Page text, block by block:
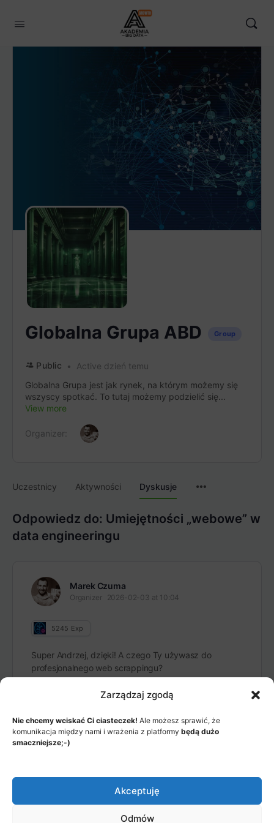
Zarządzaj zgodą
Nie chcemy wciskać Ci ciasteczek! Ale możesz sprawić, że
komunikacja między nami i wrażenia z platformy będą dużo
smaczniejsze;-)
Akceptuję
Odmów
Globalna Grupa ABD Group
Public
Active dzień temu
Globalna Grupa jest jak rynek, na którym możemy się
wszyscy spotkać. To tutaj możemy podzielić się...
View more
Organizer:
Uczestnicy Aktywności Dyskusje
Odpowiedz do: Umiejętności „webowe” w
data engineeringu
Marek Czuma
Organizer 2026-02-03 at 10:04
5245 Exp
Super Andrzej, dzięki! A czego Ty używasz do
profesjonalnego web scrappingu?
JAK TO DZIAŁA?
MENU
© 2026 - Akademia Big Data, Stworzone przez: Riotech Data